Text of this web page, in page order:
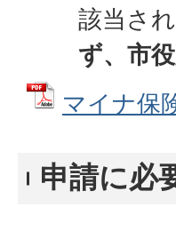
該当さ
ず、市
マイナ保
申請に必